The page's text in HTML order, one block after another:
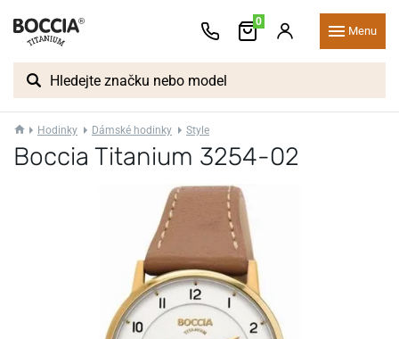
0
Menu
Hodinky Dámské hodinky Style
Boccia Titanium 3254-02